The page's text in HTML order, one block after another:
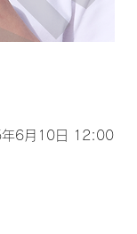
6月10日 12:00